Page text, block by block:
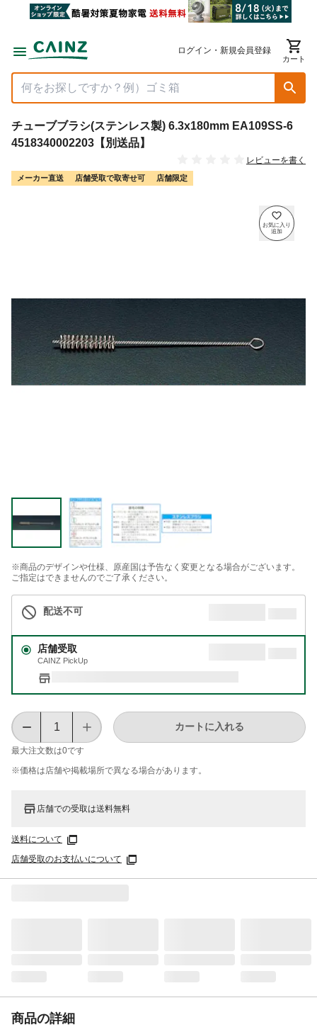
ログイン・新規会員登録
カート
チューブブラシ(ステンレス製) 6.3x180mm EA109SS-6
4518340002203【別送品】
レビューを書く
メーカー直送 店舗受取で取寄せ可 店舗限定
※商品のデザインや仕様、原産国は予告なく変更となる場合がございます。
ご指定はできませんのでご了承ください。
配送不可
店舗受取
CAINZ PickUp
最大注文数は0です
カートに入れる
※価格は​店舗や​掲載場所で​異なる​場合が​あります。
店舗での受取は送料無料
送料について
店舗受取のお支払いについて
商品の詳細